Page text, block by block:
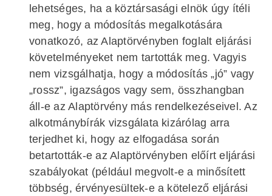
lehetséges, ha a köztársasági elnök úgy ítéli
meg, hogy a módosítás megalkotására
vonatkozó, az Alaptörvényben foglalt eljárási
követelményeket nem tartották meg. Vagyis
nem vizsgálhatja, hogy a módosítás „jó” vagy
„rossz”, igazságos vagy sem, összhangban
áll-e az Alaptörvény más rendelkezéseivel. Az
alkotmánybírák vizsgálata kizárólag arra
terjedhet ki, hogy az elfogadása során
betartották-e az Alaptörvényben előírt eljárási
szabályokat (például megvolt-e a minősített
többség, érvényesültek-e a kötelező eljárási